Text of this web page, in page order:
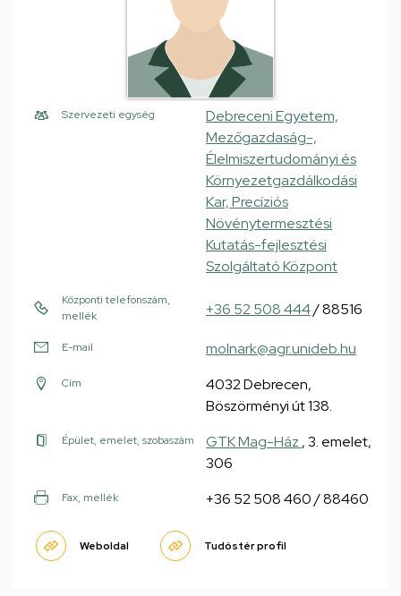
Szervezeti egység
Debreceni Egyetem,
Mezőgazdaság-,
Élelmiszertudományi és
Környezetgazdálkodási
Kar, Precíziós
Növénytermesztési
Kutatás-fejlesztési
Szolgáltató Központ
Központi telefonszám,
mellék
+36 52 508 444/ 88516
E-mail molnark@agr.unideb.hu
Cím
4032 Debrecen,
Böszörményi út 138.
Épület, emelet, szobaszám GTK Mag-Ház , 3. emelet,
306
Fax, mellék +36 52 508 460 / 88460
Weboldal Tudóstér profil